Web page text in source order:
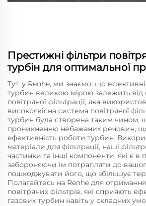
Престижні фільтри
турбін для оптимальної
Тут, у Renhe, ми знаємо, що
турбин великою мірою залежить від
повітряної фільтрації, яка
високоякісна система повітряної
турбин була створена таким чином,
проникненню небажаних речовин,
ефективність роботи турбин.
матеріали для фільтрації, наші
частинки та інші компоненти, які є в
забороняючи їм потрапляти до
пошкоджувати його, що збільшує
Полагайтесь на Renhe для
повітряних фільтрів, які сприяють
газових турбин навіть у складних